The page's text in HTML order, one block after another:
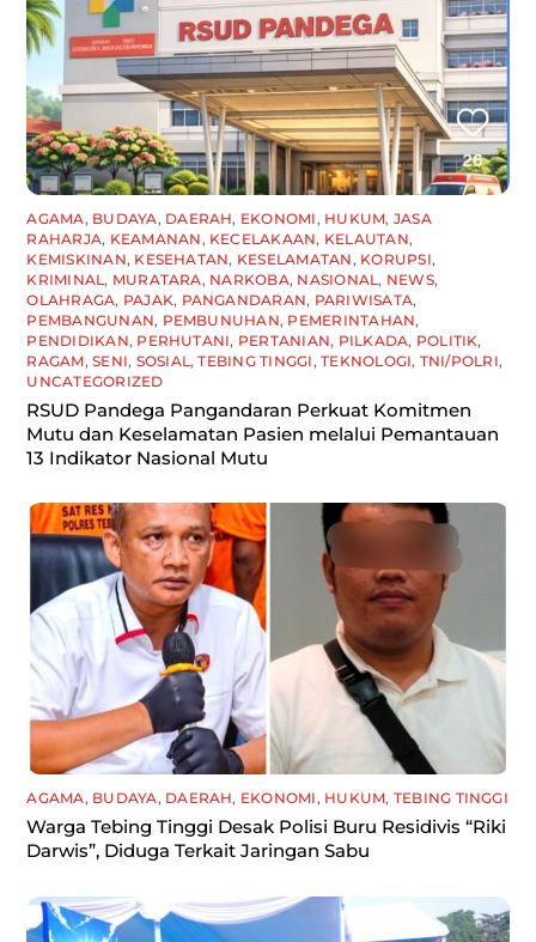
AGAMA, BUDAYA, DAERAH, EKONOMI, HUKUM, JASA
RAHARJA, KEAMANAN, KECELAKAAN, KELAUTAN,
KEMISKINAN, KESEHATAN, KESELAMATAN, KORUPSI,
KRIMINAL, MURATARA, NARKOBA, NASIONAL, NEWS,
OLAHRAGA, PAJAK, PANGANDARAN, PARIWISATA,
PEMBANGUNAN, PEMBUNUHAN, PEMERINTAHAN,
PENDIDIKAN, PERHUTANI, PERTANIAN, PILKADA, POLITIK,
RAGAM,SENI, SOSIAL,TEBING TINGGI,TEKNOLOGI, TNI/POLRI,
UNCATEGORIZED
RSUD Pandega Pangandaran Perkuat Komitmen
Mutu dan Keselamatan Pasien melalui Pemantauan
13 Indikator Nasional Mutu
AGAMA, BUDAYA, DAERAH, EKONOMI, HUKUM, TEBING TINGGI
Warga Tebing Tinggi Desak Polisi Buru Residivis “Riki
Darwis”, Diduga Terkait Jaringan Sabu